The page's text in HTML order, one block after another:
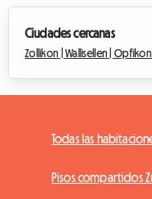
Ciudades cercanas
Zollikon |Wallisellen |Opfikon |
Todas las
Pisos compartidos